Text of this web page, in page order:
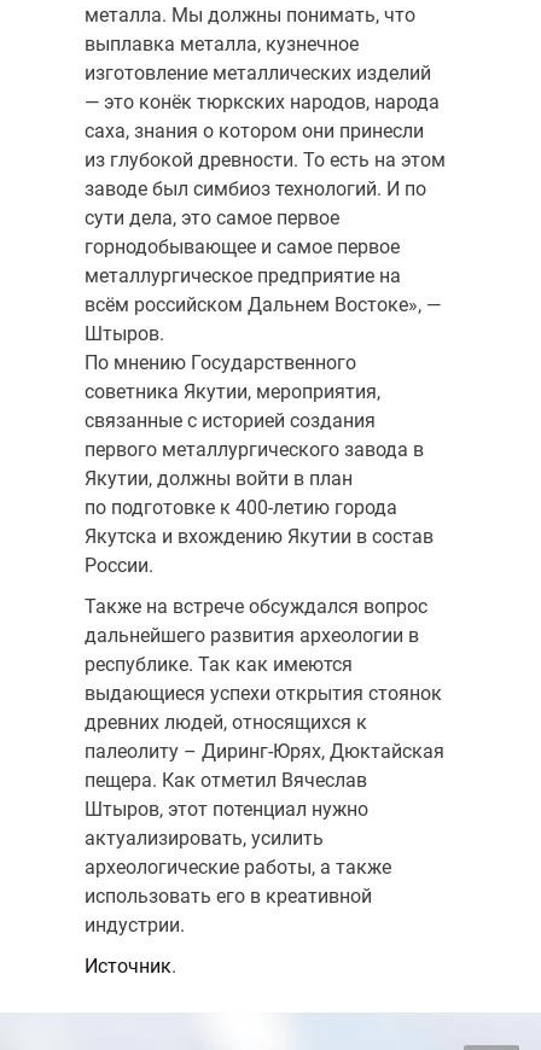
металла. Мы должны понимать, что
выплавка металла, кузнечное
изготовление металлических изделий
— это конёк тюркских народов, народа
саха, знания о котором они принесли
из глубокой древности. То есть на этом
заводе был симбиоз технологий. И по
сути дела, это самое первое
горнодобывающее и самое первое
металлургическое предприятие на
всём российском Дальнем Востоке», —
Штыров.
По мнению Государственного
советника Якутии, мероприятия,
связанные с историей создания
первого металлургического завода в
Якутии, должны войти в план
по подготовке к 400-летию города
Якутска и вхождению Якутии в состав
России.
Также на встрече обсуждался вопрос
дальнейшего развития археологии в
республике. Так как имеются
выдающиеся успехи открытия стоянок
древних людей, относящихся к
палеолиту – Диринг-Юрях, Дюктайская
пещера. Как отметил Вячеслав
Штыров, этот потенциал нужно
актуализировать, усилить
археологические работы, а также
использовать его в креативной
индустрии.
Источник.